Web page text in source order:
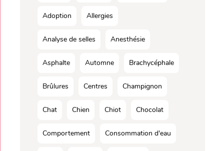
Adoption Allergies
Analyse de selles Anesthésie
Asphalte Automne Brachycéphale
Brûlures Centres Champignon
Chat Chien Chiot Chocolat
Comportement Consommation d'eau